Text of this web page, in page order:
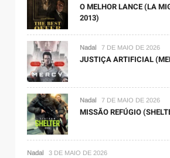
O MELHOR LANCE (LA
2013)
Nadal 7 DE MAIO DE 2026
JUSTIÇA ARTIFICIAL
Nadal 7 DE MAIO DE 2026
MISSÃO REFÚGIO
Nadal 3 DE MAIO DE 2026